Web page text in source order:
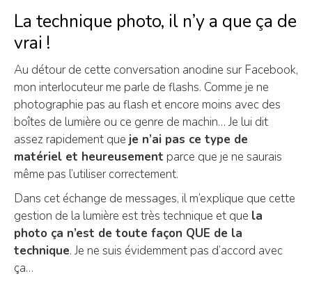
La technique photo, il n’y a que ça de
vrai !
Au détour de cette conversation anodine sur Facebook,
mon interlocuteur me parle de flashs. Comme je ne
photographie pas au flash et encore moins avec des
boîtes de lumière ou ce genre de machin… Je lui dit
assez rapidement que je n’ai pas ce type de
matériel et heureusement parce que je ne saurais
même pas l’utiliser correctement.
Dans cet échange de messages, il m’explique que cette
gestion de la lumière est très technique et que la
photo ça n’est de toute façon QUE de la
technique. Je ne suis évidemment pas d’accord avec
ça…